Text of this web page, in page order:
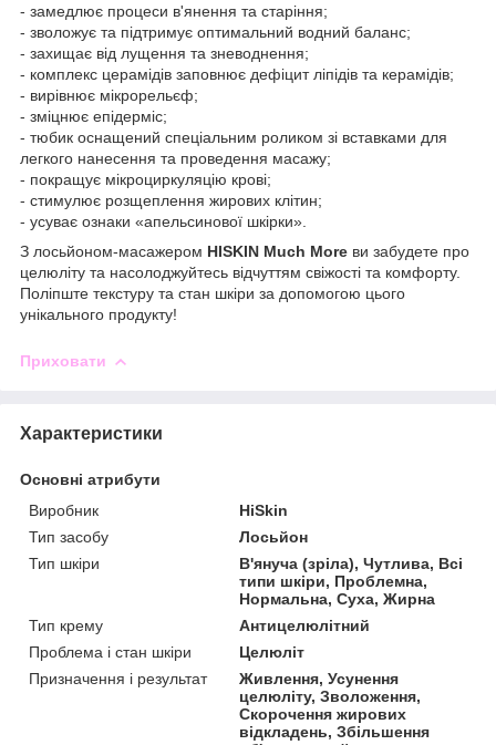
- замедлює процеси в'янення та старіння;
- зволожує та підтримує оптимальний водний баланс;
- захищає від лущення та зневоднення;
- комплекс церамідів заповнює дефіцит ліпідів та керамідів;
- вирівнює мікрорельєф;
- зміцнює епідерміс;
- тюбик оснащений спеціальним роликом зі вставками для
легкого нанесення та проведення масажу;
- покращує мікроциркуляцію крові;
- стимулює розщеплення жирових клітин;
- усуває ознаки «апельсинової шкірки».
З лосьйоном-масажером HISKIN Much More ви забудете про
целюліту та насолоджуйтесь відчуттям свіжості та комфорту.
Поліпште текстуру та стан шкіри за допомогою цього
унікального продукту!
Приховати
Характеристики
Основні атрибути
Виробник
HiSkin
Тип засобу
Лосьйон
Тип шкіри
В'януча (зріла), Чутлива, Всі
типи шкіри, Проблемна,
Нормальна, Суха, Жирна
Тип крему
Антицелюлітний
Проблема і стан шкіри
Целюліт
Призначення і результат
Живлення, Усунення
целюліту, Зволоження,
Скорочення жирових
відкладень, Збільшення